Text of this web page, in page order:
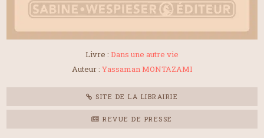
Livre : Dans une autre vie
Auteur : Yassaman MONTAZAMI
SITE DE LA LIBRAIRIE
REVUE DE PRESSE